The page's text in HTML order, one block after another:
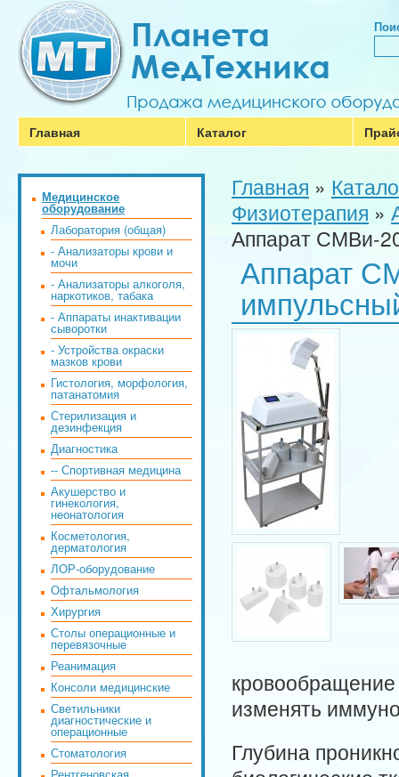
Главная Каталог
Главная »
Физиотерапия »
Аппарат СМВи-
Аппарат
изменять
Глубина
Медицинское
оборудование
Лаборатория (общая)
- Анализаторы крови и
мочи
- Анализаторы алкоголя,
наркотиков, табака
- Аппараты инактивации
сыворотки
- Устройства окраски
мазков крови
Гистология, морфология,
патанатомия
Стерилизация и
дезинфекция
Диагностика
-- Спортивная медицина
Акушерство и
гинекология,
неонатология
Косметология,
дерматология
ЛОР-оборудование
Офтальмология
Хирургия
Столы операционные и
перевязочные
Реанимация
Консоли медицинские
Светильники
диагностические и
операционные
Стоматология